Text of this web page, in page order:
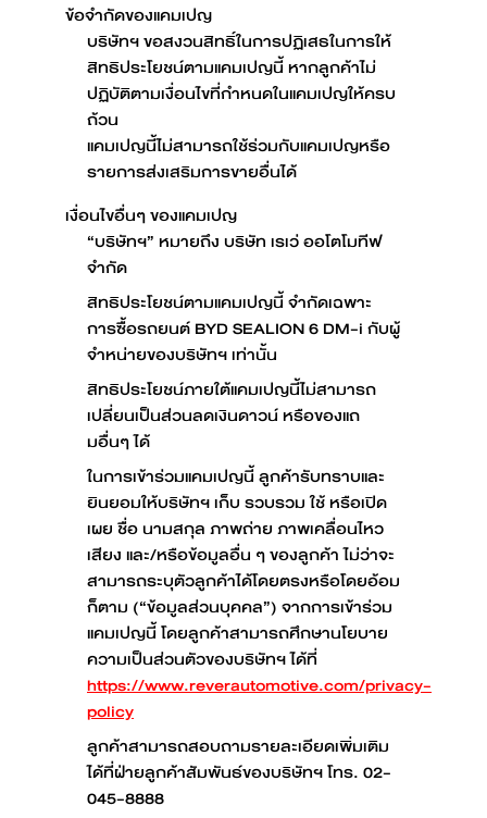
ข้อจำกัดของแคมเปญ
บริษัทฯ ขอสงวนสิทธิ์ในการปฏิเสธในการให้
สิทธิประโยชน์ตามแคมเปญนี้ หากลูกค้าไม่
ปฏิบัติตามเงื่อนไขที่กำหนดในแคมเปญให้ครบ
ถ้วน
แคมเปญนี้ไม่สามารถใช้ร่วมกับแคมเปญหรือ
รายการส่งเสริมการขายอื่นได้
เงื่อนไขอื่นๆ ของแคมเปญ
“บริษัทฯ” หมายถึง บริษัท เรเว่ ออโตโมทีฟ
จำกัด
สิทธิประโยชน์ตามแคมเปญนี้ จำกัดเฉพาะ
การซื้อรถยนต์ BYD SEALION 6 DM-i กับผู้
จำหน่ายของบริษัทฯ เท่านั้น
สิทธิประโยชน์ภายใต้แคมเปญนี้ไม่สามารถ
เปลี่ยนเป็นส่วนลดเงินดาวน์ หรือของแถ
มอื่นๆ ได้
ในการเข้าร่วมแคมเปญนี้ ลูกค้ารับทราบและ
ยินยอมให้บริษัทฯ เก็บ รวบรวม ใช้ หรือเปิด
เผย ชื่อ นามสกุล ภาพถ่าย ภาพเคลื่อนไหว
เสียง และ/หรือข้อมูลอื่น ๆ ของลูกค้า ไม่ว่าจะ
สามารถระบุตัวลูกค้าได้โดยตรงหรือโดยอ้อม
ก็ตาม (“ข้อมูลส่วนบุคคล”) จากการเข้าร่วม
แคมเปญนี้ โดยลูกค้าสามารถศึกษานโยบาย
ความเป็นส่วนตัวของบริษัทฯ ได้ที่
https://www.reverautomotive.com/privacy-
policy
ลูกค้าสามารถสอบถามรายละเอียดเพิ่มเติม
ได้ที่ฝ่ายลูกค้าสัมพันธ์ของบริษัทฯ โทร. 02-
045-8888